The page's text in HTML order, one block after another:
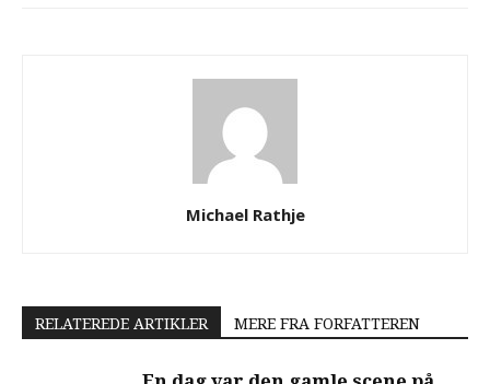
Michael Rathje
RELATEREDE ARTIKLER MERE FRA FORFATTEREN